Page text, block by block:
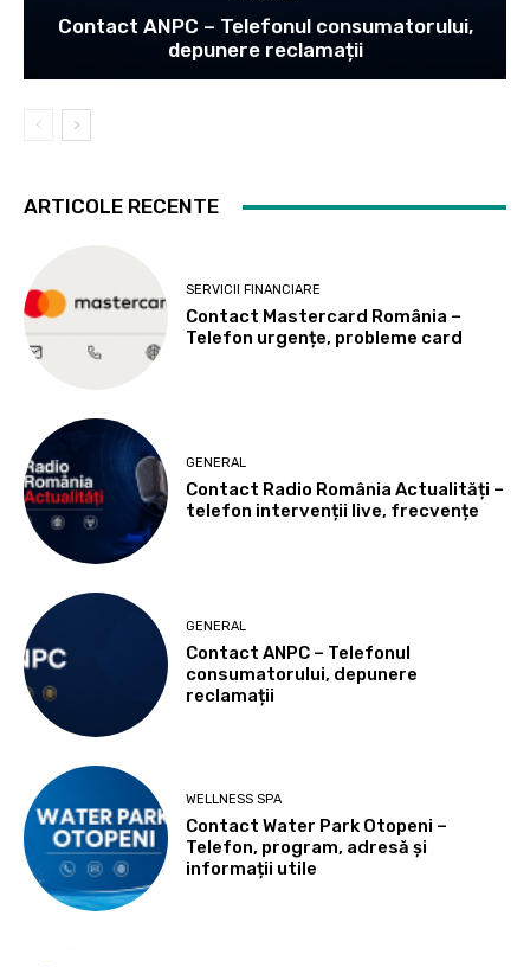
Contact ANPC – Telefonul consumatorului,
depunere reclamații
ARTICOLE RECENTE
SERVICII FINANCIARE
Contact Mastercard România –
Telefon urgențe, probleme card
GENERAL
Contact Radio România Actualități –
telefon intervenții live, frecvențe
GENERAL
Contact ANPC – Telefonul
consumatorului, depunere
reclamații
WELLNESS SPA
Contact Water Park Otopeni –
Telefon, program, adresă și
informații utile